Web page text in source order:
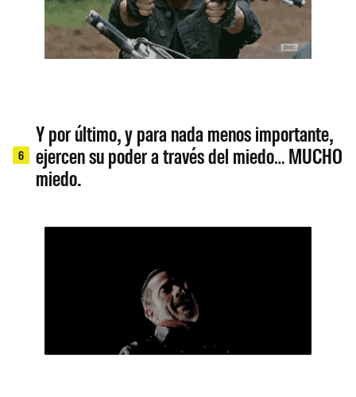
6
Y por último, y para nada menos importante,
ejercen su poder a través del miedo… MUCHO
miedo.